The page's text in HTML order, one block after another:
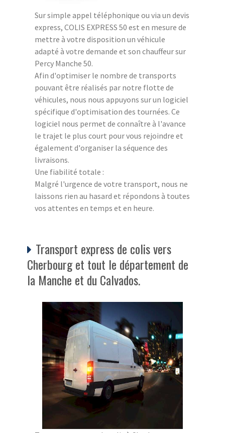
Sur simple appel téléphonique ou via un devis
express, COLIS EXPRESS 50 est en mesure de
mettre à votre disposition un véhicule
adapté à votre demande et son chauffeur sur
Percy Manche 50.
Afin d'optimiser le nombre de transports
pouvant être réalisés par notre flotte de
véhicules, nous nous appuyons sur un logiciel
spécifique d'optimisation des tournées. Ce
logiciel nous permet de connaître à l'avance
le trajet le plus court pour vous rejoindre et
également d'organiser la séquence des
livraisons.
Une fiabilité totale :
Malgré l'urgence de votre transport, nous ne
laissons rien au hasard et répondons à toutes
vos attentes en temps et en heure.
Transport express de colis vers
Cherbourg et tout le département de
la Manche et du Calvados.